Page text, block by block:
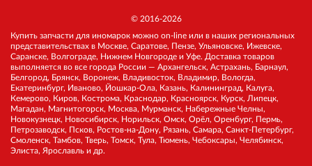
© 2016-2026
Купить запчасти для иномарок можно on-line или в наших региональных
представительствах в Москве, Саратове, Пензе, Ульяновске, Ижевске,
Саранске, Волгограде, Нижнем Новгороде и Уфе. Доставка товаров
выполняется во все города России — Архангельск, Астрахань, Барнаул,
Белгород, Брянск, Воронеж, Владивосток, Владимир, Вологда,
Екатеринбург, Иваново, Йошкар-Ола, Казань, Калининград, Калуга,
Кемерово, Киров, Кострома, Краснодар, Красноярск, Курск, Липецк,
Магадан, Магнитогорск, Москва, Мурманск, Набережные Челны,
Новокузнецк, Новосибирск, Норильск, Омск, Орёл, Оренбург, Пермь,
Петрозаводск, Псков, Ростов-на-Дону, Рязань, Самара, Санкт-Петербург,
Смоленск, Тамбов, Тверь, Томск, Тула, Тюмень, Чебоксары, Челябинск,
Элиста, Ярославль и др.